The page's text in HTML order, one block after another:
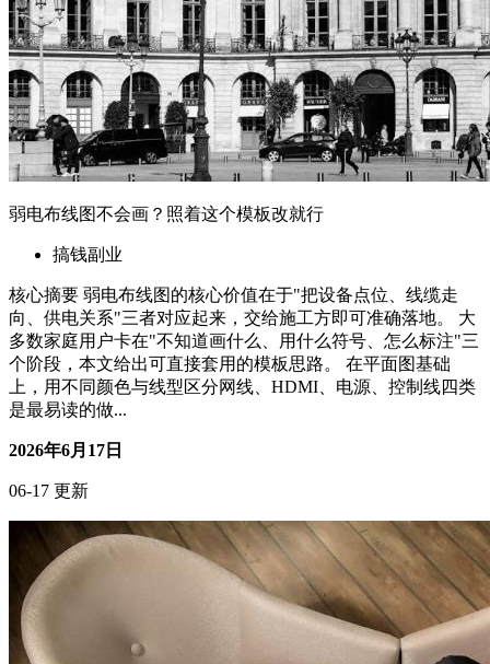
2026年6月17日
06-17 更新
拆除工程安全第一：专业团队如何保障施工零事故